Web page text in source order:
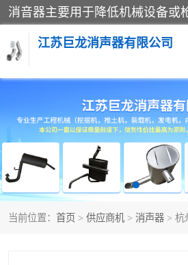
江苏巨龙消声器有限公司
当前位置： 首页 > 供应商机 > 消声器 > 杭
消声器